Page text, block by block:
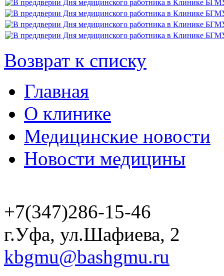
Возврат к списку
Главная
О клинике
Медицинские новости
Новости медицины
+7(347)286-15-46
г.Уфа, ул.Шафиева, 2
kbgmu@bashgmu.ru